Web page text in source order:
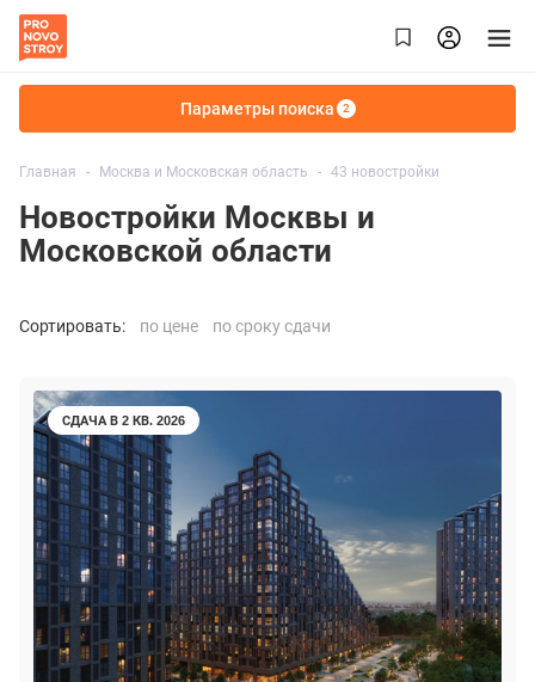
Параметры поиска 2
Главная Москва и Московская область 43 новостройки
Новостройки Москвы и
Московской области
Сортировать: по цене по сроку сдачи
СДАЧА В 2 КВ. 2026